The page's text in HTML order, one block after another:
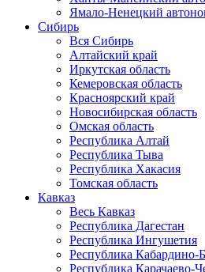
Ямало-Ненецкий
Сибирь
Вся Сибирь
Алтайский край
Иркутская область
Кемеровская область
Красноярский край
Новосибирская область
Омская область
Республика Алтай
Республика Тыва
Республика Хакасия
Томская область
Кавказ
Весь Кавказ
Республика Дагестан
Республика Ингушетия
Республика Кабардино-
Республика Карачаево-